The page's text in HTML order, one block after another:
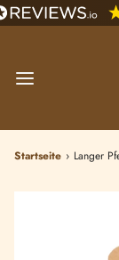
Startseite › Langer